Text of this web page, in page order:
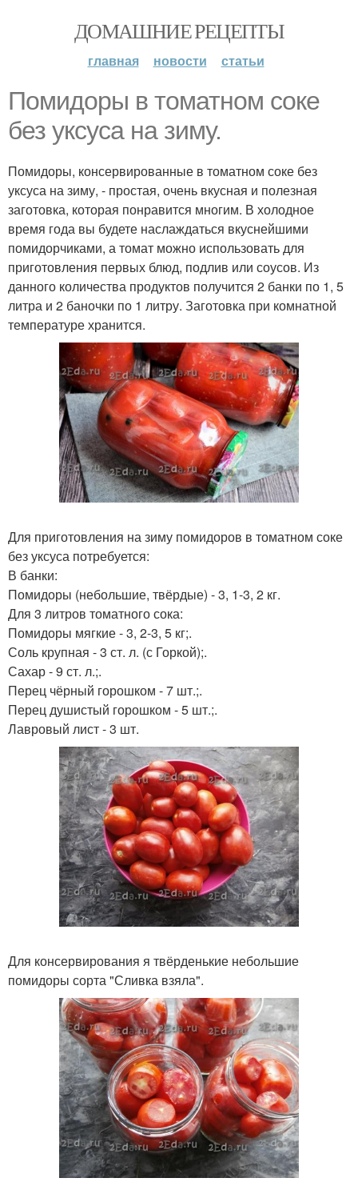
ДОМАШНИЕ РЕЦЕПТЫ
главная новости статьи
Помидоры в томатном соке
без уксуса на зиму.
Помидоры, консервированные в томатном соке без
уксуса на зиму, - простая, очень вкусная и полезная
заготовка, которая понравится многим. В холодное
время года вы будете наслаждаться вкуснейшими
помидорчиками, а томат можно использовать для
приготовления первых блюд, подлив или соусов. Из
данного количества продуктов получится 2 банки по 1, 5
литра и 2 баночки по 1 литру. Заготовка при комнатной
температуре хранится.
Для приготовления на зиму помидоров в томатном соке
без уксуса потребуется:
В банки:
Помидоры (небольшие, твёрдые) - 3, 1-3, 2 кг.
Для 3 литров томатного сока:
Помидоры мягкие - 3, 2-3, 5 кг;.
Соль крупная - 3 ст. л. (с Горкой);.
Сахар - 9 ст. л.;.
Перец чёрный горошком - 7 шт.;.
Перец душистый горошком - 5 шт.;.
Лавровый лист - 3 шт.
Для консервирования я твёрденькие небольшие
помидоры сорта "Сливка взяла".